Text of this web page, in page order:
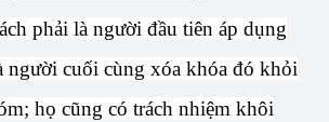
phải là người đầu tiên áp dụng
người cuối cùng xóa khóa đó khỏi
họ cũng có trách nhiệm khôi